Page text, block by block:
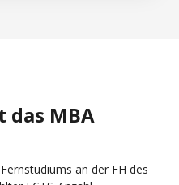
das MBA
an der FH des